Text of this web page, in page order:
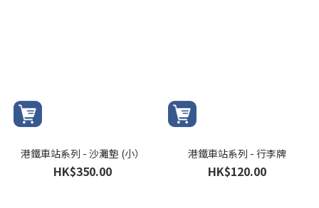
港鐵車站系列 - 沙灘墊 (小）
HK$350.00
港鐵車站系列 - 行李牌
HK$120.00